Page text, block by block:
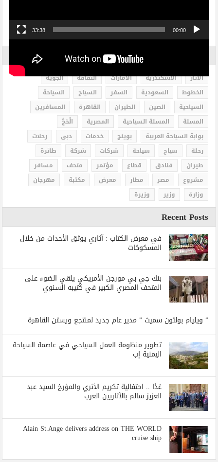
00:00
33:38
الاثار الاسكندرية الامارات الثقافة
الجوية
الخطوط
السعودية السفر السياح
السياحة
السياحية
الصين الطيران القاهرة
المسافرين
المسلة
المسلة السياحية المصرية
الْحَجُّ
بوابة السياحة العربية
بوينج خدمات دبى
رحلات
رحلة
سياح سياحة شركات شركة
طائرة
طيران
فنادق قطاع مؤتمر متحف
مسافر
مشروع
مصر مطار معرض مكتبة
مهرجان
وزارة
وزير وزيرة
Recent Posts
في معرض الكتاب : آثاري يوثق الأحداث من خلال
المسكوكات
بنك جي بي مورجن الأمريكي يلقي الضوء على
المتحف المصري الكبير في كُتيبه السنوي
” ويليام بولتون سميث ” مدير عام جديد لمنتجع ويستن القاهرة
تطوير منظومة العمل السياحي في عاصمة السياحة
اليمنية إب
غدًا .. احتفالية تكريم الأثري والمؤرخ السيد عبد
العزيز سالم بالآثاريين العرب
Alain St.Ange delivers address on THE WORLD
cruise ship